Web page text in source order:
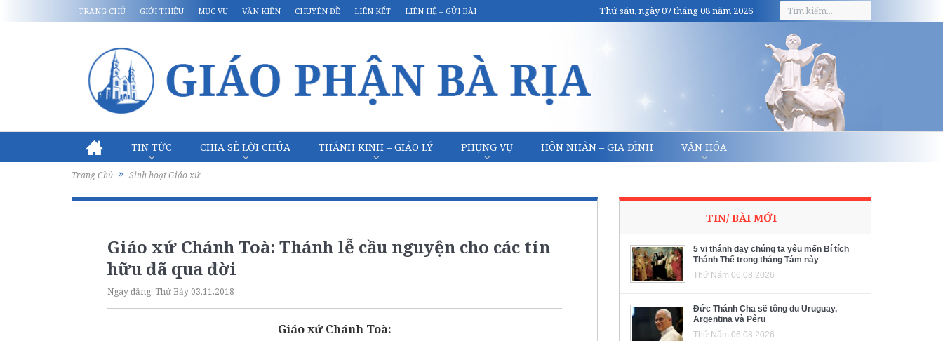
TRANG CHỦ GIỚI THIỆU MỤC VỤ VĂN KIỆN CHUYÊN ĐỀ LIÊN KẾT LIÊN HỆ – GỬI BÀI Thứ sáu, ngày 07 tháng 08 năm 2026
TIN TỨC CHIA SẺ LỜI CHÚA THÁNH KINH – GIÁO LÝ PHỤNG VỤ HÔN NHÂN – GIA ĐÌNH VĂN HÓA
Trang Chủ Sinh hoạt Giáo xứ
Giáo xứ Chánh Toà: Thánh lễ cầu nguyện cho các tín
hữu đã qua đời
Ngày đăng: Thứ Bảy 03.11.2018
Giáo xứ Chánh Toà:
TIN/ BÀI MỚI
5 vị thánh dạy chúng ta yêu mến Bí tích
Thánh Thể trong tháng Tám này
Thứ Năm 06.08.2026
Đức Thánh Cha sẽ tông du Uruguay,
Argentina và Pêru
Thứ Năm 06.08.2026